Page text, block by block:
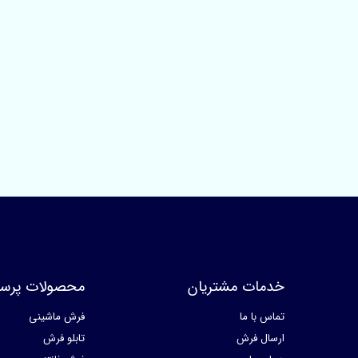
خدمات مشتریان
تماس با ما
ارسال فرش
محصولات
فرش ماشینی
تابلو فرش